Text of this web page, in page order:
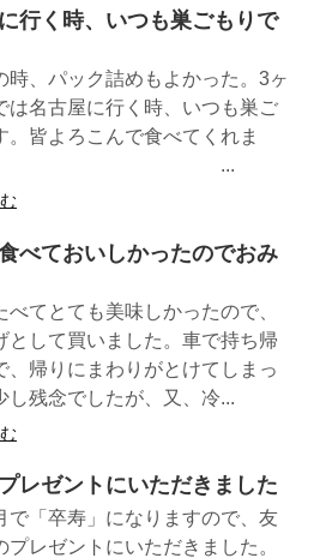
行く時、いつも巣ごもりで
時、パック詰めもよかった。3ヶ
は名古屋に行く時、いつも巣ご
。皆よろこんで食べてくれま
。 ...
べておいしかったのでおみ
べてとても美味しかったので、
として買いました。車で持ち帰
、帰りにまわりがとけてしまっ
し残念でしたが、又、冷...
レゼントにいただきました
で「卒寿」になりますので、友
プレゼントにいただきました。